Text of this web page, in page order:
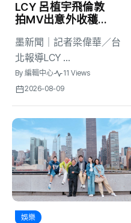
LCY 呂植宇飛倫敦
拍MV出意外收穫！
竟真的答應入鏡
墨新聞｜記者梁偉華／台
北報導LCY ...
By 編輯中心
11 Views
2026-08-09
娛樂